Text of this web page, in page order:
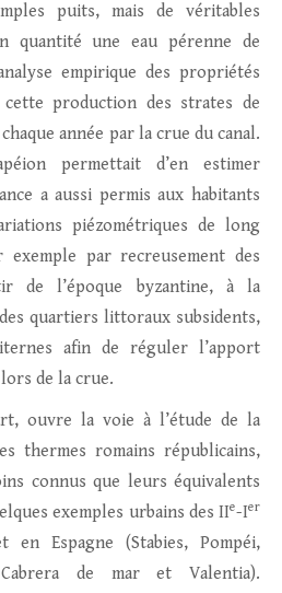
puits, mais de véritables
quantité une eau pérenne de
empirique des propriétés
production des strates de
année par la crue du canal.
permettait d’en estimer
a aussi permis aux habitants
piézométriques de long
par recreusement des
de l’époque byzantine, à la
quartiers littoraux subsidents,
afin de réguler l’apport
de la crue.
ouvre la voie à l’étude de la
thermes romains républicains,
connus que leurs équivalents
exemples urbains des IIe-Ier
Espagne (Stabies, Pompéi,
de mar et Valentia).